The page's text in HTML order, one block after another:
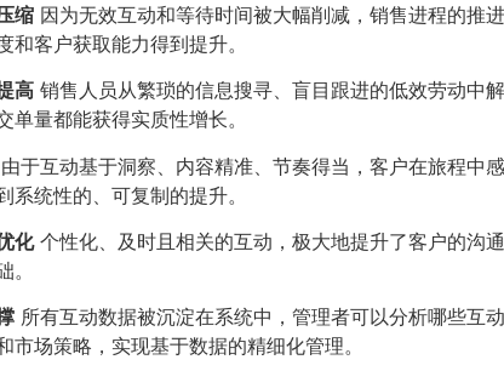
缩 因为无效互动和等待时间被大幅削减，销售进程的推
和客户获取能力得到提升。
高 销售人员从繁琐的信息搜寻、盲目跟进的低效劳动中
单量都能获得实质性增长。
由于互动基于洞察、内容精准、节奏得当，客户在旅程中
系统性的、可复制的提升。
化个性化、及时且相关的互动，极大地提升了客户的沟
所有互动数据被沉淀在系统中，管理者可以分析哪些互
市场策略，实现基于数据的精细化管理。